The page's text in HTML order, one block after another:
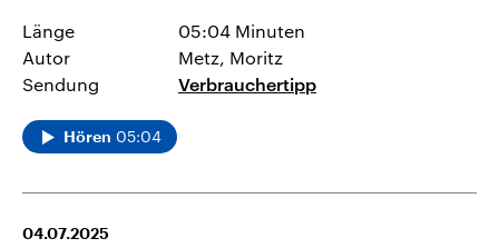
Länge
05:04 Minuten
Autor
Metz, Moritz
Sendung
Verbrauchertipp
Hören 05:04
04.07.2025